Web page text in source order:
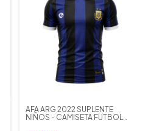
AFA ARG 2022 SUPLENTE
NIÑOS - CAMISETA FUTBOL